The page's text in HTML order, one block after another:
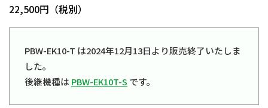
22,500円（税別）
PBW-EK10-T は2024年12月13日より販売終了いたしま
した。
後継機種は PBW-EK10T-S です。